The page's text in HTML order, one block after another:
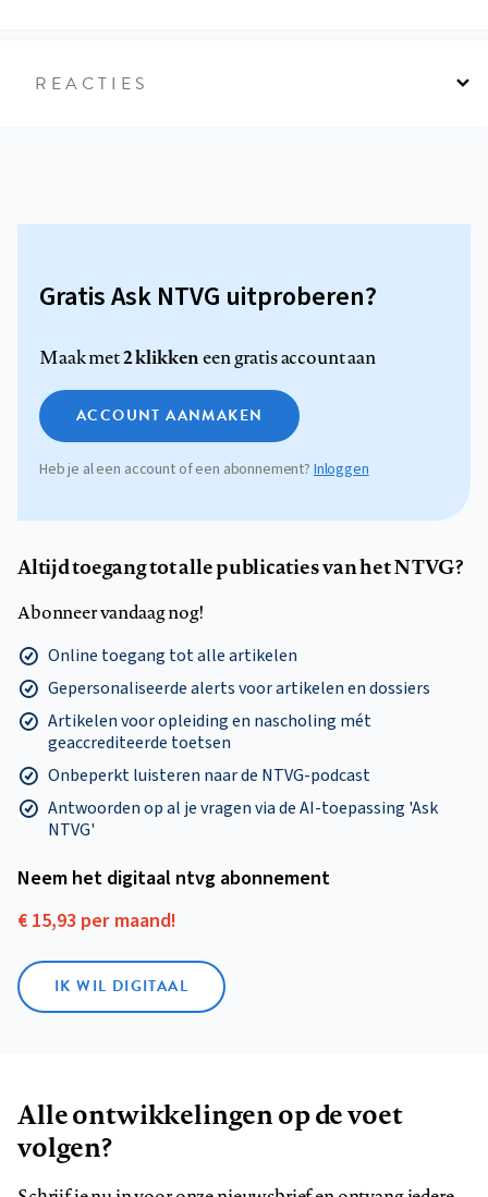
REACTIES
Gratis Ask NTVG uitproberen?
Maak met2 klikkeneen gratis account aan
ACCOUNT AANMAKEN
Heb je al een account of een abonnement?Inloggen
Altijd toegang tot alle publicaties van het NTVG?
Abonneer vandaag nog!
Online toegang tot alle artikelen
Gepersonaliseerde alerts voor artikelen en dossiers
Artikelen voor opleiding en nascholing mét
geaccrediteerde toetsen
Onbeperkt luisteren naar de NTVG-podcast
Antwoorden op al je vragen via de AI-toepassing 'Ask
NTVG'
Neem het digitaal ntvg abonnement
€ 15,93 per maand!
IK WIL DIGITAAL
Alle ontwikkelingen op de voet
volgen?